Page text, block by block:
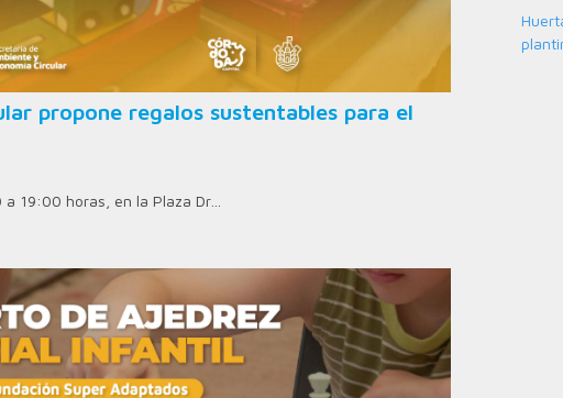
propone regalos sustentables para el
19:00 horas, en la Plaza Dr…